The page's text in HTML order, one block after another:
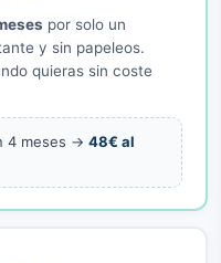
por solo un
y sin papeleos.
quieras sin coste
4 meses → 48€ al